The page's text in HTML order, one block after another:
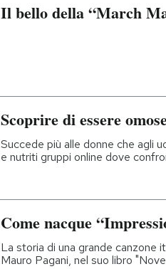
Il bello della “March
Scoprire di essere
Succede più alle donne che agli
e nutriti gruppi online dove
Come nacque
La storia di una grande canzone
Mauro Pagani, nel suo libro